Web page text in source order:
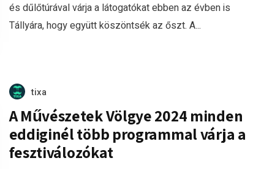
és dűlőtúrával várja a látogatókat ebben az évben is
Tállyára, hogy együtt köszöntsék az őszt. A...
tixa
A Művészetek Völgye 2024 minden
eddiginél több programmal várja a
fesztiválozókat